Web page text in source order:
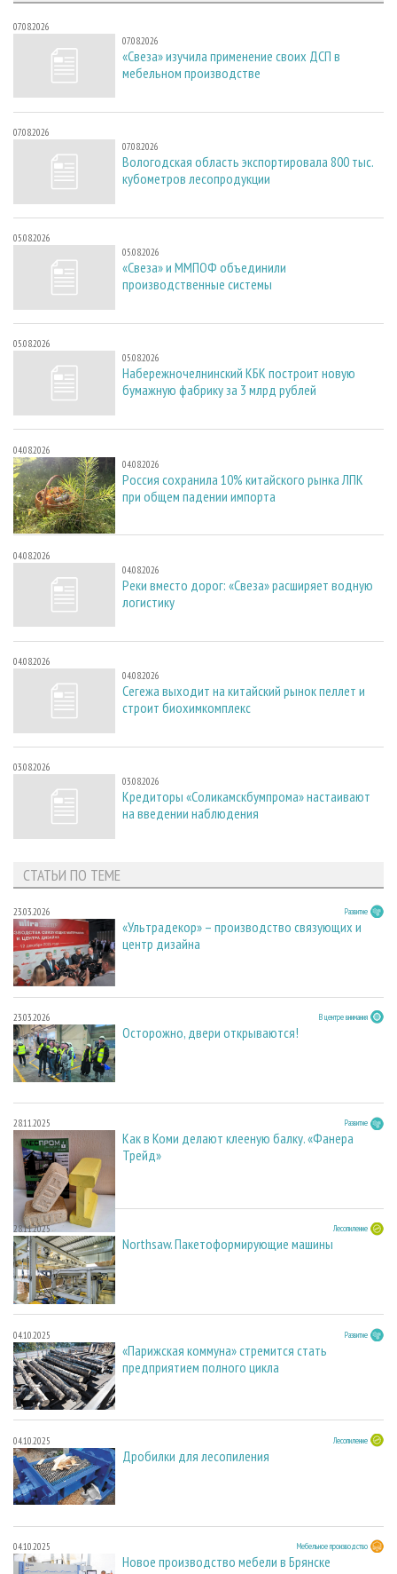
07.08.2026
07.08.2026
«Свеза» изучила применение своих ДСП в
мебельном производстве
07.08.2026
07.08.2026
Вологодская область экспортировала 800 тыс.
кубометров лесопродукции
05.08.2026
05.08.2026
«Свеза» и ММПОФ объединили
производственные системы
05.08.2026
05.08.2026
Набережночелнинский КБК построит новую
бумажную фабрику за 3 млрд рублей
04.08.2026
04.08.2026
Россия сохранила 10% китайского рынка ЛПК
при общем падении импорта
04.08.2026
04.08.2026
Реки вместо дорог: «Свеза» расширяет водную
логистику
04.08.2026
04.08.2026
Сегежа выходит на китайский рынок пеллет и
строит биохимкомплекс
03.08.2026
03.08.2026
Кредиторы «Соликамскбумпрома» настаивают
на введении наблюдения
СТАТЬИ ПО ТЕМЕ
23.03.2026 Развитие
«Ультрадекор» – производство связующих и
центр дизайна
23.03.2026 В центре внимания
Осторожно, двери открываются!
28.11.2025 Развитие
Как в Коми делают клееную балку. «Фанера
Трейд»
28.11.2025 Лесопиление
Northsaw. Пакетоформирующие машины
04.10.2025 Развитие
«Парижская коммуна» стремится стать
предприятием полного цикла
04.10.2025 Лесопиление
Дробилки для лесопиления
04.10.2025 Мебельное производство
Новое производство мебели в Брянске